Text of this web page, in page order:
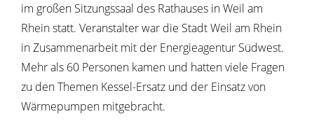
im großen Sitzungssaal des Rathauses in Weil am
Rhein statt. Veranstalter war die Stadt Weil am Rhein
in Zusammenarbeit mit der Energieagentur Südwest.
Mehr als 60 Personen kamen und hatten viele Fragen
zu den Themen Kessel-Ersatz und der Einsatz von
Wärmepumpen mitgebracht.